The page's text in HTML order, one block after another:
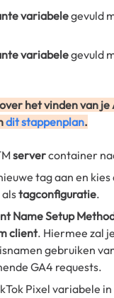
variabelegevuld
variabelegevuld
het vinden van je
dit stappenplan.
servercontainer
tag aan en kies
alstagconfiguratie.
Name Setup
client. Hiermee zal
gebruiken
GA4 requests.
Pixel variabele